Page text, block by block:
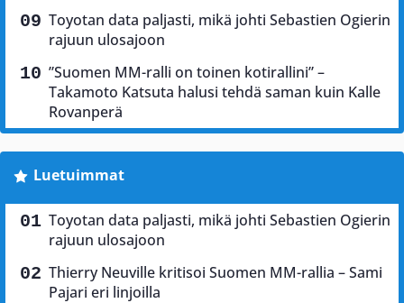
Toyotan data paljasti, mikä johti Sebastien Ogierin
rajuun ulosajoon
”Suomen MM-ralli on toinen kotirallini” –
Takamoto Katsuta halusi tehdä saman kuin Kalle
Rovanperä
Luetuimmat
Toyotan data paljasti, mikä johti Sebastien Ogierin
rajuun ulosajoon
Thierry Neuville kritisoi Suomen MM-rallia – Sami
Pajari eri linjoilla